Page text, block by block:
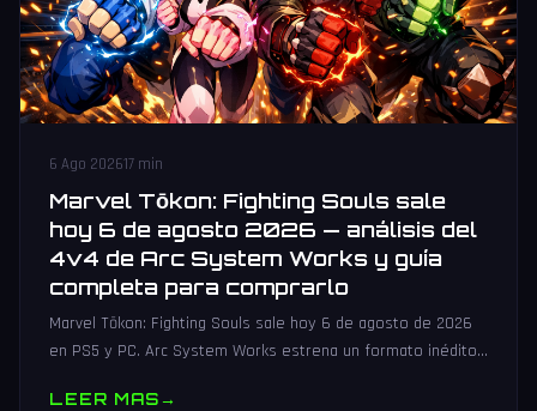
6 Ago 202617 min
Marvel Tōkon: Fighting Souls sale
hoy 6 de agosto 2026 — análisis del
4v4 de Arc System Works y guía
completa para comprarlo
Marvel Tōkon: Fighting Souls sale hoy 6 de agosto de 2026
en PS5 y PC. Arc System Works estrena un formato inédito
LEER MAS→